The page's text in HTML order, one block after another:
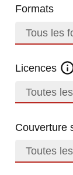
Formats
Tous les
Licences
Toutes
Couverture
Toutes